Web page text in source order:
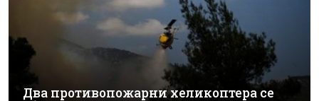
Два противопожарни хеликоптера се